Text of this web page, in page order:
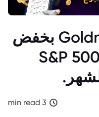
قامت Goldman Sachs بخفض
سعر هدف مؤشر S&P 500
3 min read